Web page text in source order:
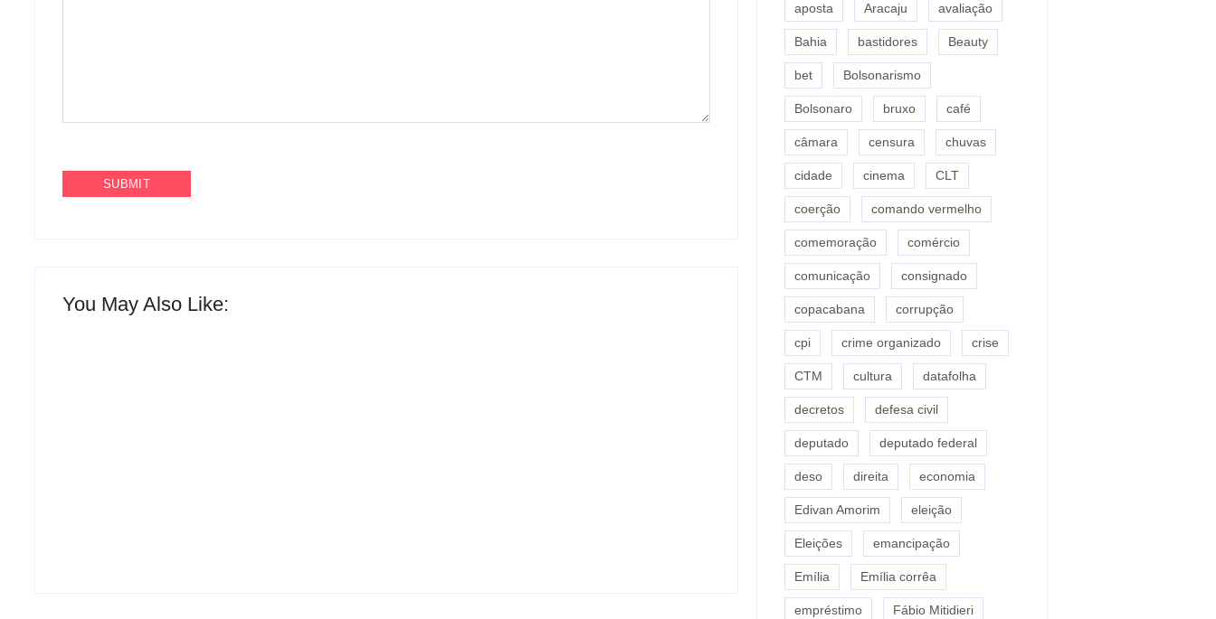
You May Also Like:
aposta Aracaju avaliação
Bahia bastidores Beauty
bet Bolsonarismo
Bolsonaro bruxo café
câmara censura chuvas
cidade cinema CLT
coerção comando vermelho
comemoração comércio
comunicação consignado
copacabana corrupção
cpi crime organizado crise
CTM cultura datafolha
decretos defesa civil
deputado deputado federal
deso direita economia
Edivan Amorim eleição
Eleições emancipação
Emília Emília corrêa
empréstimo Fábio Mitidieri